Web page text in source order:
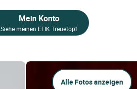
Mein Konto
Siehe meinen ETIK Treuetopf
Alle Fotos anzeigen